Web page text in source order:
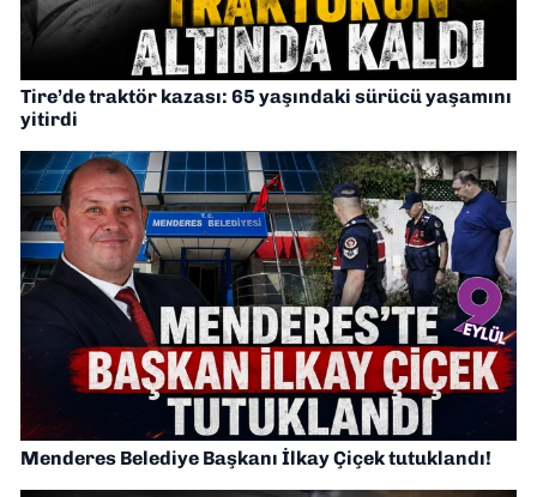
Tire’de traktör kazası: 65 yaşındaki sürücü yaşamını
yitirdi
Menderes Belediye Başkanı İlkay Çiçek tutuklandı!